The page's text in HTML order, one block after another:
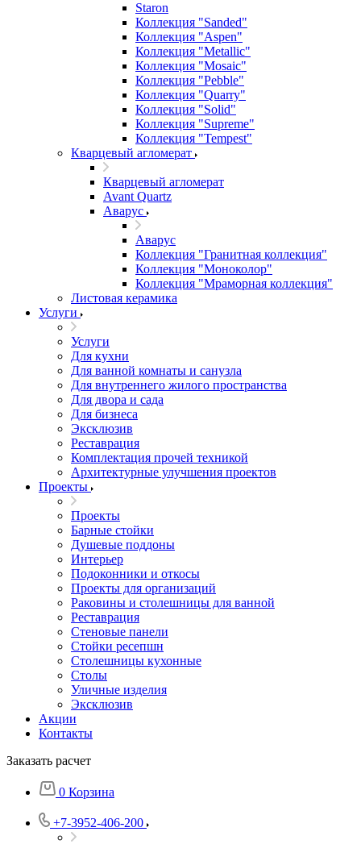
Staron
Коллекция "Sanded"
Коллекция "Aspen"
Коллекция "Metallic"
Коллекция "Mosaic"
Коллекция "Pebble"
Коллекция "Quarry"
Коллекция "Solid"
Коллекция "Supreme"
Коллекция "Tempest"
Кварцевый агломерат
Кварцевый агломерат
Avant Quartz
Аварус
Аварус
Коллекция "Гранитная коллекция"
Коллекция "Моноколор"
Коллекция "Мраморная коллекция"
Листовая керамика
Услуги
Услуги
Для кухни
Для ванной комнаты и санузла
Для внутреннего жилого пространства
Для двора и сада
Для бизнеса
Эксклюзив
Реставрация
Комплектация прочей техникой
Архитектурные улучшения проектов
Проекты
Проекты
Барные стойки
Душевые поддоны
Интерьер
Подоконники и откосы
Проекты для организаций
Раковины и столешницы для ванной
Реставрация
Стеновые панели
Стойки ресепшн
Столешницы кухонные
Столы
Уличные изделия
Эксклюзив
Акции
Контакты
Заказать расчет
0 Корзина
+7-3952-406-200